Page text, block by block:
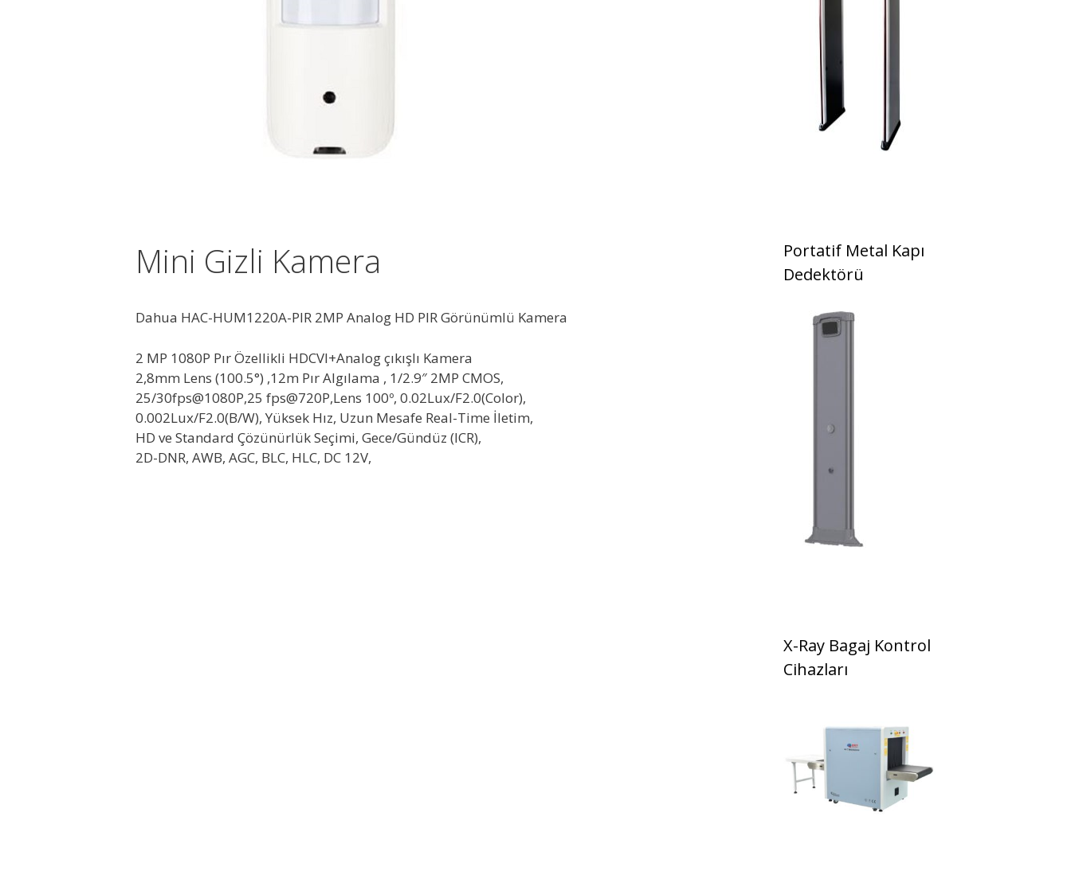
Mini Gizli Kamera
Dahua HAC-HUM1220A-PIR 2MP Analog HD PIR Görünümlü Kamera
2 MP 1080P Pır Özellikli HDCVI+Analog çıkışlı Kamera
2,8mm Lens (100.5°) ,12m Pır Algılama , 1/2.9″ 2MP CMOS,
25/30fps@1080P,25 fps@720P,Lens 100º, 0.02Lux/F2.0(Color),
0.002Lux/F2.0(B/W), Yüksek Hız, Uzun Mesafe Real-Time İletim,
HD ve Standard Çözünürlük Seçimi, Gece/Gündüz (ICR),
2D-DNR, AWB, AGC, BLC, HLC, DC 12V,
Portatif Metal Kapı
Dedektörü
X-Ray Bagaj Kontrol
Cihazları